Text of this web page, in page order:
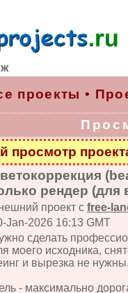
проекты •
просмотр
рендер (для
проект с free-
Jan-2026 16:13 GMT
сделать
моего исходника,
и вырезка не
- максимально